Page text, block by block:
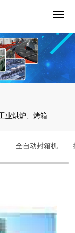
业烘炉、烤箱
全自动封箱机